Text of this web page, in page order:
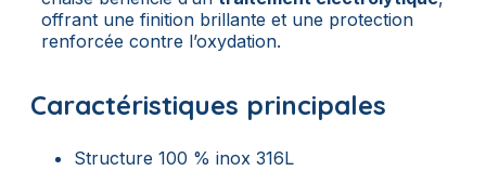
offrant une finition brillante et une protection
renforcée contre l’oxydation.
Caractéristiques principales
Structure 100 % inox 316L